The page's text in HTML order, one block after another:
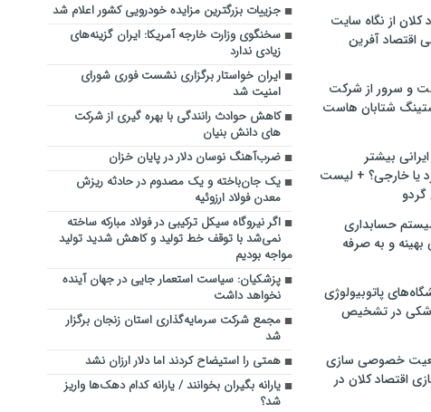
کلان از نگاه سایت
اقتصاد آفرین
و سرور از شرکت
شتابان هاست
بیشتر
یا خارجی؟ + لیست
حسابداری
و به صرفه
پاتوبیولوژی
در تشخیص
خصوصی سازی
اقتصاد کلان در
جزییات بزرگترین مزایده خودرویی کشور اعلام شد
سخنگوی وزارت خارجه آمریکا: ایران گزینه‌های
زیادی ندارد
ایران خواستار برگزاری نشست فوری شورای
امنیت شد
کاهش حوادث رانندگی با بهره گیری از شرکت
های دانش بنیان
ضرب‌آهنگ نوسان دلار در پایان خزان
یک جان‌باخته و یک مصدوم در حادثه ریزش
معدن فولاد ارزوئیه
اگر نیروگاه سیکل ترکیبی در فولاد مبارکه ساخته
نمی‌شد با توقف خط تولید و کاهش شدید تولید
مواجه بودیم
پزشکیان: سیاست استعمار جایی در جهان آینده
نخواهد داشت
مجمع شرکت سرمایه‌گذاری استان زنجان برگزار
شد
همتی را استیضاح کردند اما دلار ارزان نشد
یارانه بگیران بخوانند / یارانه کدام دهک‌ها واریز
شد؟